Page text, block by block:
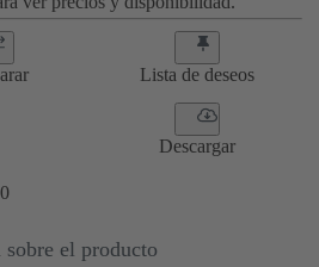
Lista de deseos
Descargar
0
sobre el producto